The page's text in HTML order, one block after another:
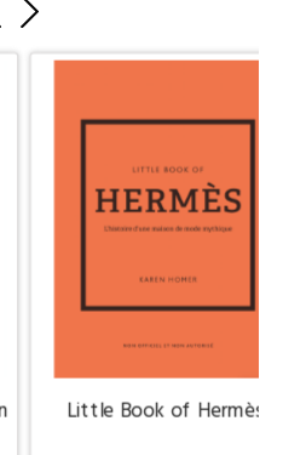
Little Book of Hermès